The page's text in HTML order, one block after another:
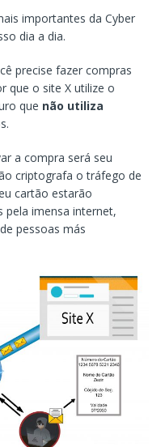
importantes da Cyber
dia a dia.
precise fazer compras
que o site X utilize o
que não utiliza
a compra será seu
criptografa o tráfego de
cartão estarão
pela imensa internet,
pessoas más